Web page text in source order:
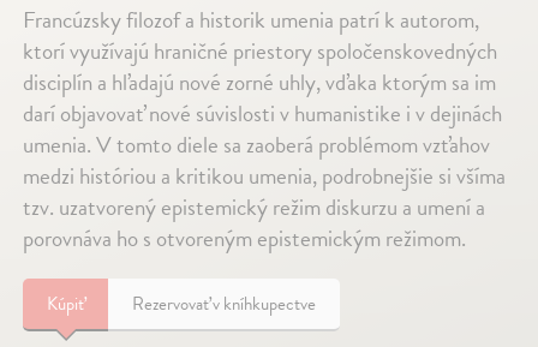
Francúzsky filozof a historik umenia patrí k autorom,
ktorí využívajú hraničné priestory spoločenskovedných
disciplín a hľadajú nové zorné uhly, vďaka ktorým sa im
darí objavovať nové súvislosti v humanistike i v dejinách
umenia. V tomto diele sa zaoberá problémom vzťahov
medzi históriou a kritikou umenia, podrobnejšie si všíma
tzv. uzatvorený epistemický režim diskurzu a umení a
porovnáva ho s otvoreným epistemickým režimom.
Kúpiť Rezervovať v kníhkupectve